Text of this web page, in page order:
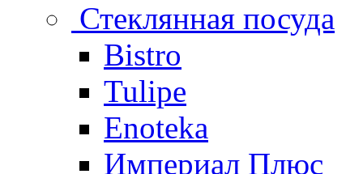
Стеклянная посуда
Bistro
Tulipe
Enoteka
Империал Плюс